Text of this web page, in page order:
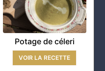
Potage de céleri
VOIR LA RECETTE